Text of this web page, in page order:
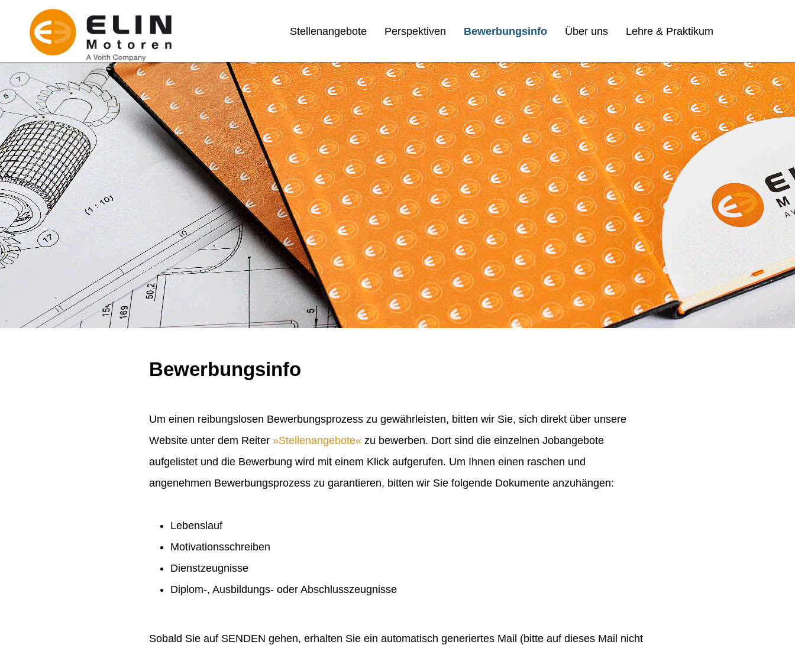
Stellenangebote Perspektiven Bewerbungsinfo Über uns Lehre & Praktikum
Bewerbungsinfo
Um einen reibungslosen Bewerbungsprozess zu gewährleisten, bitten wir Sie, sich direkt über unsere
Website unter dem Reiter
Stellenangebote
zu bewerben. Dort sind die einzelnen Jobangebote
aufgelistet und die Bewerbung wird mit einem Klick aufgerufen. Um Ihnen einen raschen und
angenehmen Bewerbungsprozess zu garantieren, bitten wir Sie folgende Dokumente anzuhängen:
Lebenslauf
Motivationsschreiben
Dienstzeugnisse
Diplom-, Ausbildungs- oder Abschlusszeugnisse
Sobald Sie auf SENDEN gehen, erhalten Sie ein automatisch generiertes Mail (bitte auf dieses Mail nicht